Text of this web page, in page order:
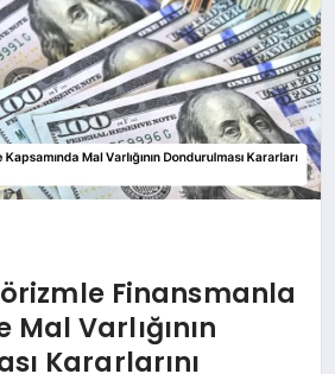
Finansmanla
Varlığının
Kararlarını